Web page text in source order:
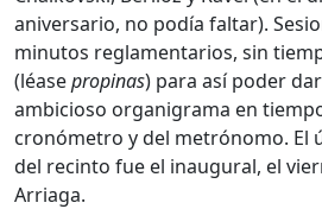
aniversario, no podía faltar).
minutos reglamentarios, sin
(léasepropinas) para así poder
ambicioso organigrama en
cronómetro y del metrónomo. El
del recinto fue el inaugural, el
Arriaga.